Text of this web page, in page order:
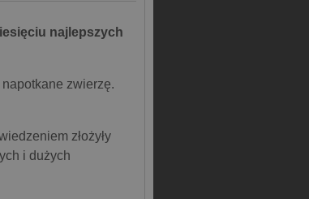
najlepszych
zwierzę.
złożyły
i dużych